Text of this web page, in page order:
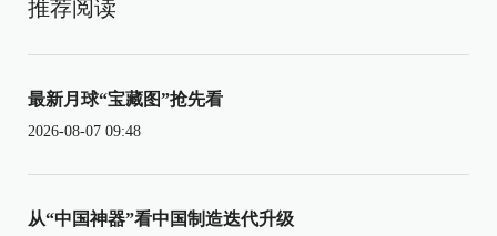
推荐阅读
最新月球“宝藏图”抢先看
2026-08-07 09:48
从“中国神器”看中国制造迭代升级